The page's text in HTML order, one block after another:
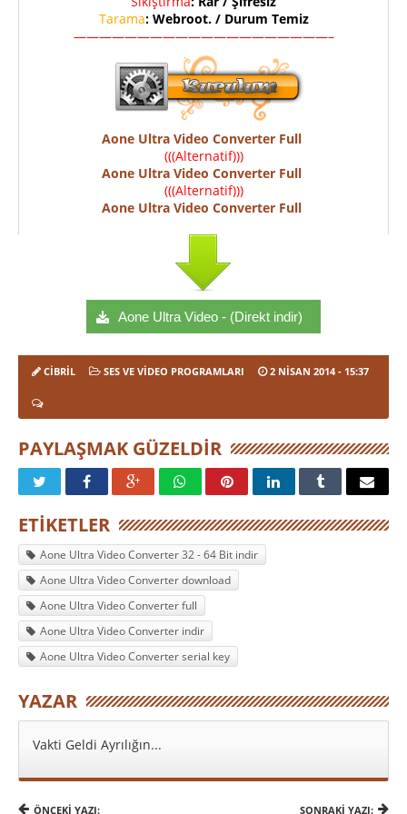
Tarama: Webroot. / Durum Temiz
————————————————————–
Aone Ultra Video Converter Full
(((Alternatif)))
Aone Ultra Video Converter Full
(((Alternatif)))
Aone Ultra Video Converter Full
Aone Ultra Video - (Direkt indir)
CIBRIL SES VE VIDEO PROGRAMLARI 2 NISAN 2014- 15:37
PAYLAŞMAK GÜZELDIR
ETIKETLER
Aone Ultra Video Converter 32 - 64 Bit indir
Aone Ultra Video Converter download
Aone Ultra Video Converter full
Aone Ultra Video Converter indir
Aone Ultra Video Converter serial key
YAZAR
Vakti Geldi Ayrılığın...
ÖNCEKI YAZI: SONRAKI YAZI: